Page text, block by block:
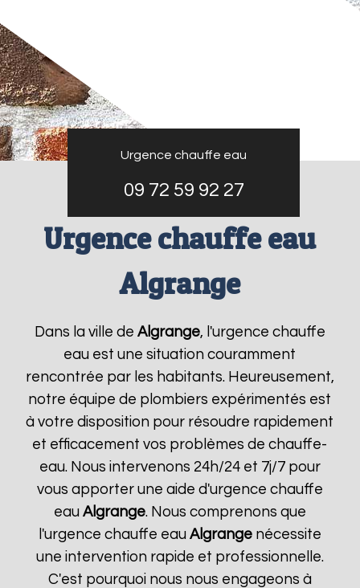
Urgence chauffe eau
09 72 59 92 27
Urgence chauffe eau
Algrange
Dans la ville de Algrange, l'urgence chauffe
eau est une situation couramment
rencontrée par les habitants. Heureusement,
notre équipe de plombiers expérimentés est
à votre disposition pour résoudre rapidement
et efficacement vos problèmes de chauffe-
eau. Nous intervenons 24h/24 et 7j/7 pour
vous apporter une aide d'urgence chauffe
eau Algrange. Nous comprenons que
l'urgence chauffe eau Algrangenécessite
une intervention rapide et professionnelle.
C'est pourquoi nous nous engageons à